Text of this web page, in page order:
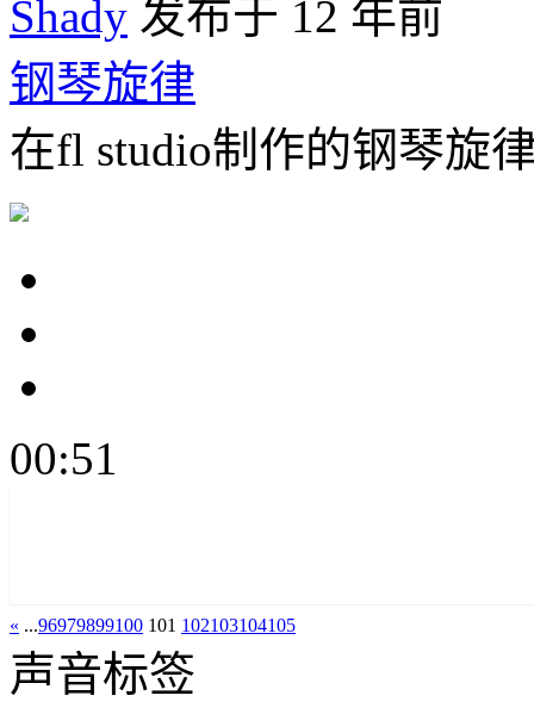
Shady 发布于 12 年前
钢琴旋律
在fl studio制作的钢琴旋
00:51
« ...96979899100 101 102103104105
声音标签